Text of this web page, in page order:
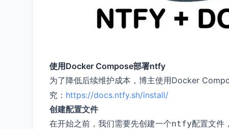
使用Docker Compose部署ntfy
为了降低后续维护成本，博主使用Docker
究： https://docs.ntfy.sh/install/
创建配置文件
在开始之前，我们需要先创建一个ntfy配置文件